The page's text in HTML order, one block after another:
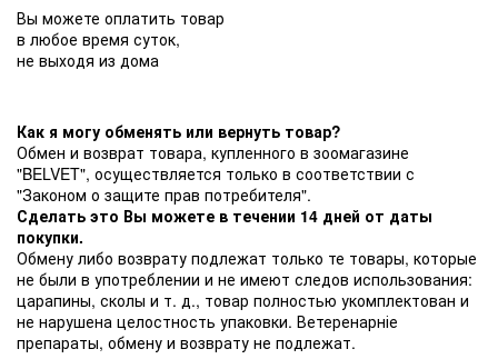
Вы можете оплатить товар
в любое время суток,
не выходя из дома
Как я могу обменять или вернуть товар?
Обмен и возврат товара, купленного в зоомагазине
"BELVET", осуществляется только в соответствии с
"Законом о защите прав потребителя".
Сделать это Вы можете в течении 14 дней от даты
покупки.
Обмену либо возврату подлежат только те товары, которые
не были в употреблении и не имеют следов использования:
царапины, сколы и т. д., товар полностью укомплектован и
не нарушена целостность упаковки. Ветеренарніе
препараты, обмену и возврату не подлежат.